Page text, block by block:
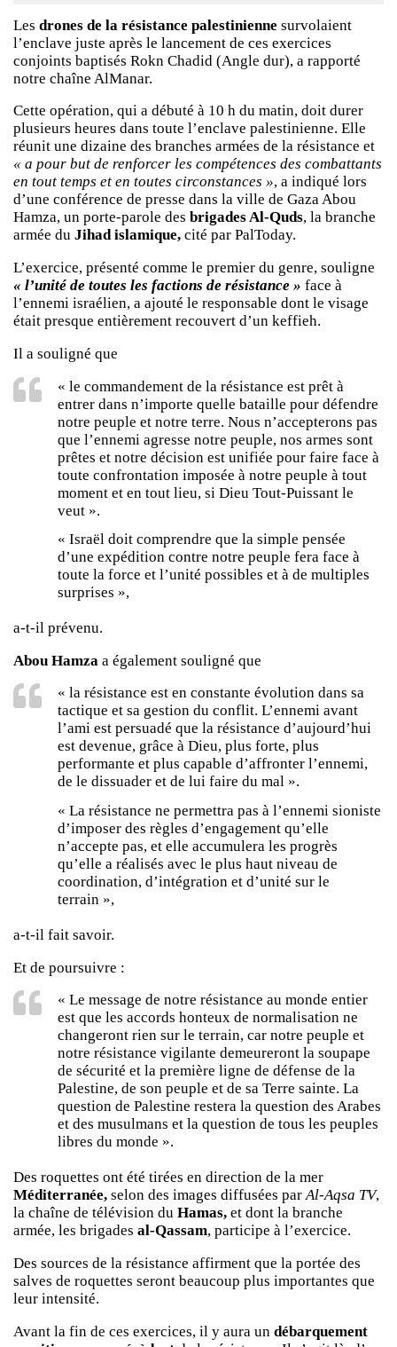
Les drones de la résistance palestinienne survolaient
l’enclave juste après le lancement de ces exercices
conjoints baptisés Rokn Chadid (Angle dur), a rapporté
notre chaîne AlManar.
Cette opération, qui a débuté à 10 h du matin, doit durer
plusieurs heures dans toute l’enclave palestinienne. Elle
réunit une dizaine des branches armées de la résistance et
« a pour but de renforcer les compétences des combattants
en tout temps et en toutes circonstances », a indiqué lors
d’une conférence de presse dans la ville de Gaza Abou
Hamza, un porte-parole des brigades Al-Quds, la branche
armée du Jihad islamique, cité par PalToday.
L’exercice, présenté comme le premier du genre, souligne
« l’unité de toutes les factions de résistance » face à
l’ennemi israélien, a ajouté le responsable dont le visage
était presque entièrement recouvert d’un keffieh.
Il a souligné que
« le commandement de la résistance est prêt à
entrer dans n’importe quelle bataille pour défendre
notre peuple et notre terre. Nous n’accepterons pas
que l’ennemi agresse notre peuple, nos armes sont
prêtes et notre décision est unifiée pour faire face à
toute confrontation imposée à notre peuple à tout
moment et en tout lieu, si Dieu Tout-Puissant le
veut ».
« Israël doit comprendre que la simple pensée
d’une expédition contre notre peuple fera face à
toute la force et l’unité possibles et à de multiples
surprises »,
a-t-il prévenu.
Abou Hamza a également souligné que
« la résistance est en constante évolution dans sa
tactique et sa gestion du conflit. L’ennemi avant
l’ami est persuadé que la résistance d’aujourd’hui
est devenue, grâce à Dieu, plus forte, plus
performante et plus capable d’affronter l’ennemi,
de le dissuader et de lui faire du mal ».
« La résistance ne permettra pas à l’ennemi sioniste
d’imposer des règles d’engagement qu’elle
n’accepte pas, et elle accumulera les progrès
qu’elle a réalisés avec le plus haut niveau de
coordination, d’intégration et d’unité sur le
terrain »,
a-t-il fait savoir.
Et de poursuivre :
« Le message de notre résistance au monde entier
est que les accords honteux de normalisation ne
changeront rien sur le terrain, car notre peuple et
notre résistance vigilante demeureront la soupape
de sécurité et la première ligne de défense de la
Palestine, de son peuple et de sa Terre sainte. La
question de Palestine restera la question des Arabes
et des musulmans et la question de tous les peuples
libres du monde ».
Des roquettes ont été tirées en direction de la mer
Méditerranée, selon des images diffusées parAl-Aqsa TV,
la chaîne de télévision du Hamas, et dont la branche
armée, les brigades al-Qassam, participe à l’exercice.
Des sources de la résistance affirment que la portée des
salves de roquettes seront beaucoup plus importantes que
leur intensité.
Avant la fin de ces exercices, il y aura un débarquement